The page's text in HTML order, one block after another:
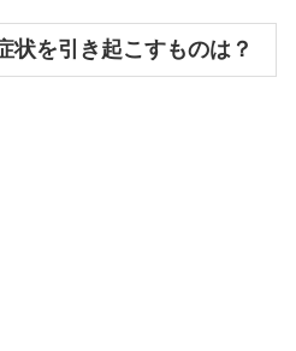
状を引き起こすものは？